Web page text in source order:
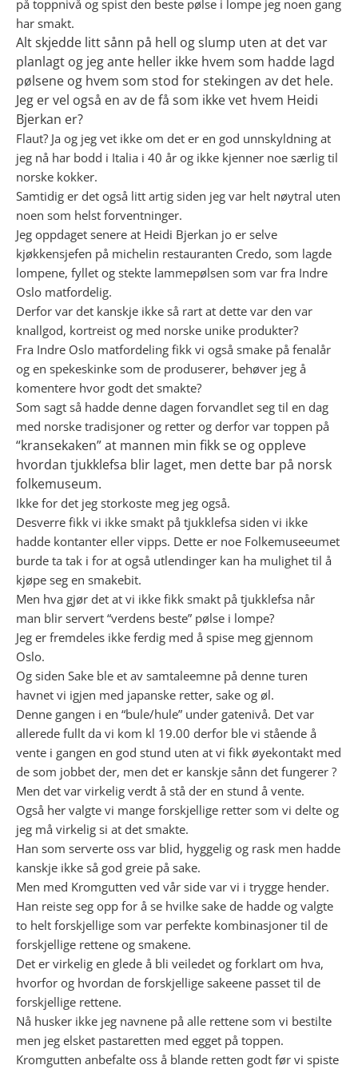
på toppnivå og spist den beste pølse i lompe jeg noen gang
har smakt.
Alt skjedde litt sånn på hell og slump uten at det var
planlagt og jeg ante heller ikke hvem som hadde lagd
pølsene og hvem som stod for stekingen av det hele.
Jeg er vel også en av de få som ikke vet hvem Heidi
Bjerkan er?
Flaut? Ja og jeg vet ikke om det er en god unnskyldning at
jeg nå har bodd i Italia i 40 år og ikke kjenner noe særlig til
norske kokker.
Samtidig er det også litt artig siden jeg var helt nøytral uten
noen som helst forventninger.
Jeg oppdaget senere at Heidi Bjerkan jo er selve
kjøkkensjefen på michelin restauranten Credo, som lagde
lompene, fyllet og stekte lammepølsen som var fra Indre
Oslo matfordelig.
Derfor var det kanskje ikke så rart at dette var den var
knallgod, kortreist og med norske unike produkter?
Fra Indre Oslo matfordeling fikk vi også smake på fenalår
og en spekeskinke som de produserer, behøver jeg å
komentere hvor godt det smakte?
Som sagt så hadde denne dagen forvandlet seg til en dag
med norske tradisjoner og retter og derfor var toppen på
“kransekaken” at mannen min fikk se og oppleve
hvordan tjukklefsa blir laget, men dette bar på norsk
folkemuseum.
Ikke for det jeg storkoste meg jeg også.
Desverre fikk vi ikke smakt på tjukklefsa siden vi ikke
hadde kontanter eller vipps. Dette er noe Folkemuseeumet
burde ta tak i for at også utlendinger kan ha mulighet til å
kjøpe seg en smakebit.
Men hva gjør det at vi ikke fikk smakt på tjukklefsa når
man blir servert “verdens beste” pølse i lompe?
Jeg er fremdeles ikke ferdig med å spise meg gjennom
Oslo.
Og siden Sake ble et av samtaleemne på denne turen
havnet vi igjen med japanske retter, sake og øl.
Denne gangen i en “bule/hule” under gatenivå. Det var
allerede fullt da vi kom kl 19.00 derfor ble vi stående å
vente i gangen en god stund uten at vi fikk øyekontakt med
de som jobbet der, men det er kanskje sånn det fungerer ?
Men det var virkelig verdt å stå der en stund å vente.
Også her valgte vi mange forskjellige retter som vi delte og
jeg må virkelig si at det smakte.
Han som serverte oss var blid, hyggelig og rask men hadde
kanskje ikke så god greie på sake.
Men med Kromgutten ved vår side var vi i trygge hender.
Han reiste seg opp for å se hvilke sake de hadde og valgte
to helt forskjellige som var perfekte kombinasjoner til de
forskjellige rettene og smakene.
Det er virkelig en glede å bli veiledet og forklart om hva,
hvorfor og hvordan de forskjellige sakeene passet til de
forskjellige rettene.
Nå husker ikke jeg navnene på alle rettene som vi bestilte
men jeg elsket pastaretten med egget på toppen.
Kromgutten anbefalte oss å blande retten godt før vi spiste